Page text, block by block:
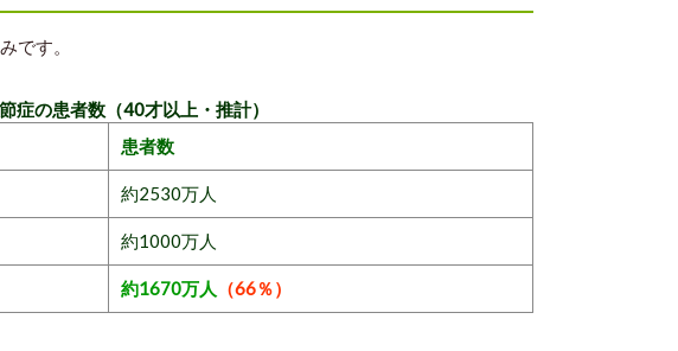
です。
症の患者数（40才以上・推計）
患者数
約2530万人
約1000万人
約1670万人 （66％）